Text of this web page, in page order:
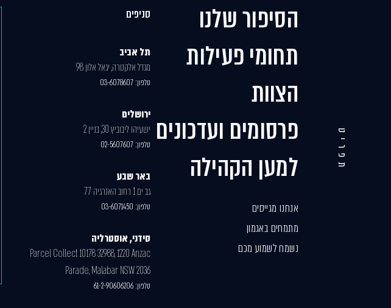
תפריט
הסיפור שלנו
תחומי פעילות
הצוות
פרסומים ועדכונים
למען הקהילה
אנחנו מגייסים
מתמחים באגמון
נשמח לשמוע מכם
סניפים
תל אביב
מגדל אלקטרה, יגאל אלון 98
טלפון: 03-6078607
ירושלים
ישעיהו ליבוביץ 30, בניין 2
טלפון: 02-5607607
באר שבע
גב ים 1 רחוב האנרגיה 77
טלפון: 03-6071450
סידני, אוסטרליה
Parcel Collect 10178 32988, 1220 Anzac
Parade, Malabar NSW 2036
טלפון: 61-2-90606206